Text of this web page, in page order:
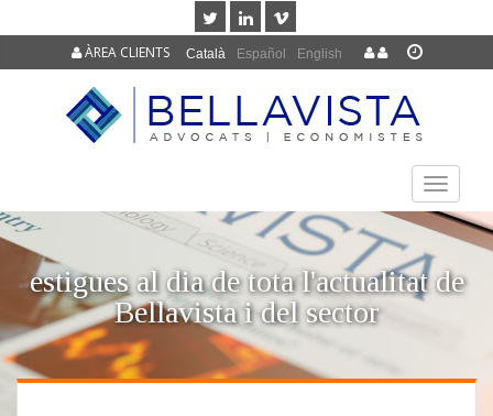
Català Español English
ÀREA CLIENTS
TOGGLE
estigues al dia de tota l'actualitat de
Bellavista i del sector